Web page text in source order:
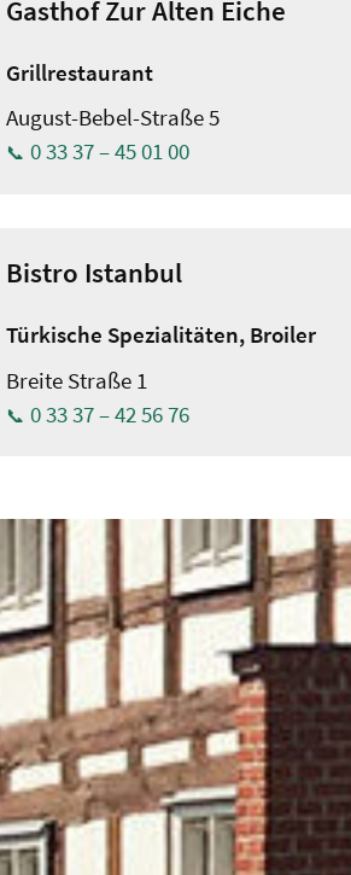
Gasthof Zur Alten Eiche
Grillrestaurant
August-Bebel-Straße 5
0 33 37 – 45 01 00
Bistro Istanbul
Türkische Spezialitäten, Broiler
Breite Straße 1
0 33 37 – 42 56 76